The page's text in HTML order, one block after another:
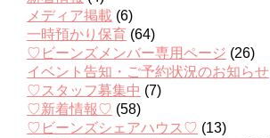
メディア掲載 (6)
一時預かり保育 (64)
♡ビーンズメンバー専用ページ (26)
イベント告知・ご予約状況のお知らせ
♡スタッフ募集中 (7)
♡新着情報♡ (58)
♡ビーンズシェアハウス♡ (13)